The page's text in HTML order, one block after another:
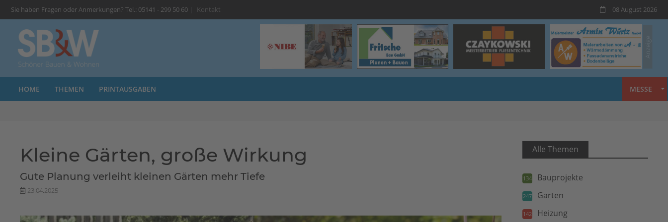
Sie haben Fragen oder Anmerkungen? Tel.: 05141 - 299 50 60 | Kontakt 08 August 2026
HOME THEMEN PRINTAUSGABEN MESSE
Kleine Gärten, große Wirkung
Gute Planung verleiht kleinen Gärten mehr Tiefe
23.04.2025
Alle Themen
134 Bauprojekte
247 Garten
142 Heizung